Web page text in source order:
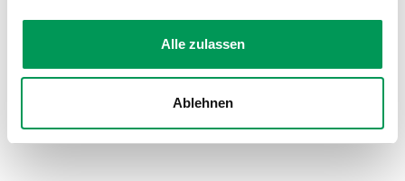
Alle zulassen
Ablehnen